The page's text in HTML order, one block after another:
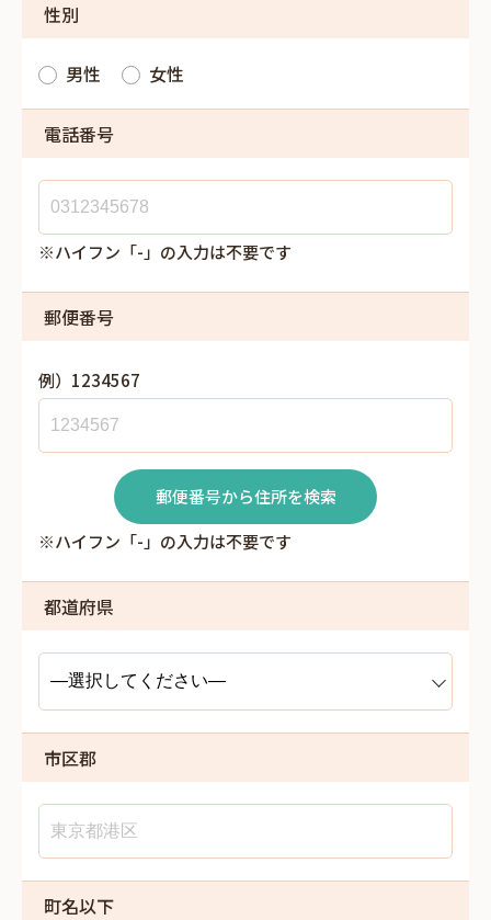
性別
男性 女性
電話番号
※ハイフン「-」の入力は不要です
郵便番号
例）1234567
郵便番号から住所を検索
※ハイフン「-」の入力は不要です
都道府県
市区郡
町名以下